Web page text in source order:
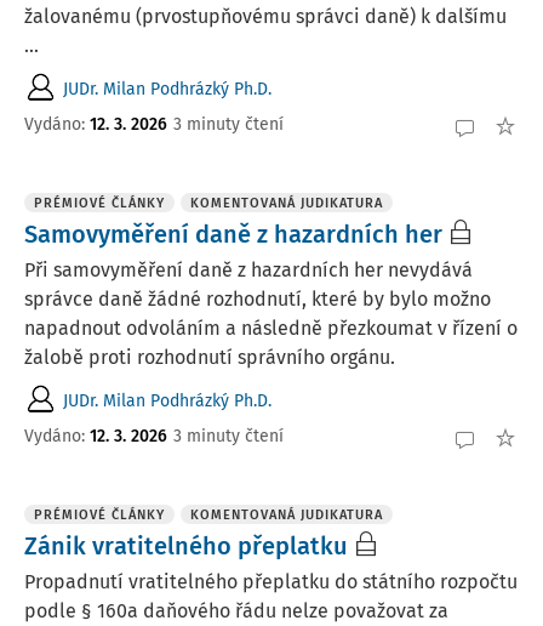
žalovanému (prvostupňovému správci daně) k dalšímu
...
JUDr. Milan Podhrázký Ph.D.
Vydáno: 12. 3. 2026 3 minuty čtení
PRÉMIOVÉ ČLÁNKY KOMENTOVANÁ JUDIKATURA
Samovyměření daně z hazardních her
Při samovyměření daně z hazardních her nevydává
správce daně žádné rozhodnutí, které by bylo možno
napadnout odvoláním a následně přezkoumat v řízení o
žalobě proti rozhodnutí správního orgánu.
JUDr. Milan Podhrázký Ph.D.
Vydáno: 12. 3. 2026 3 minuty čtení
PRÉMIOVÉ ČLÁNKY KOMENTOVANÁ JUDIKATURA
Zánik vratitelného přeplatku
Propadnutí vratitelného přeplatku do státního rozpočtu
podle § 160a daňového řádu nelze považovat za